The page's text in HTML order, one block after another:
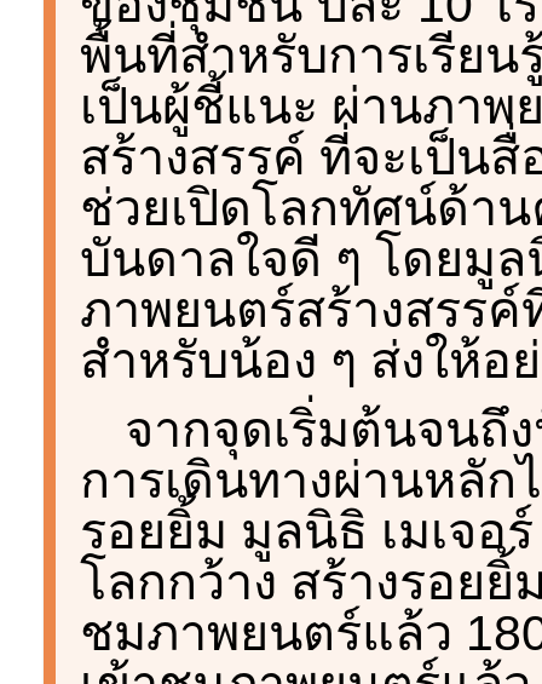
พื้นที่สำหรับการเรีย
เป็นผู้ชี้แนะ ผ่านภาพ
สร้างสรรค์ ที่จะเป็น
ช่วยเปิดโลกทัศน์ด้า
บันดาลใจดี ๆ โดยมู
ภาพยนตร์สร้างสรร
สำหรับน้อง ๆ ส่งให้อ
จากจุดเริ่มต้นจนถึ
การเดินทางผ่านหลัก
รอยยิ้ม มูลนิธิ เมเจอ
โลกกว้าง สร้างรอย
ชมภาพยนตร์แล้ว